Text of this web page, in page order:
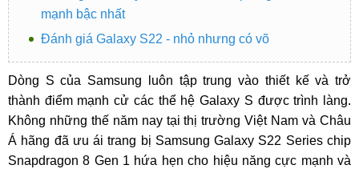
mạnh bậc nhất
Đánh giá Galaxy S22 - nhỏ nhưng có võ
Dòng S của Samsung luôn tập trung vào thiết kế và trở
thành điểm mạnh cử các thể hệ Galaxy S được trình làng.
Không những thế năm nay tại thị trường Việt Nam và Châu
Á hãng đã ưu ái trang bị Samsung Galaxy S22 Series chip
Snapdragon 8 Gen 1 hứa hẹn cho hiệu năng cực mạnh và